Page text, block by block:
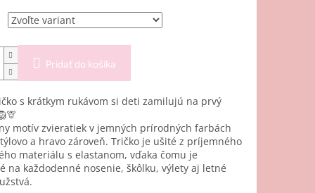
Pridať do košíka
s krátkym rukávom si deti zamilujú na prvý
motív zvieratiek v jemných prírodných farbách
a hravo zároveň. Tričko je ušité z príjemného
materiálu s elastanom, vďaka čomu je
na každodenné nosenie, škôlku, výlety aj letné